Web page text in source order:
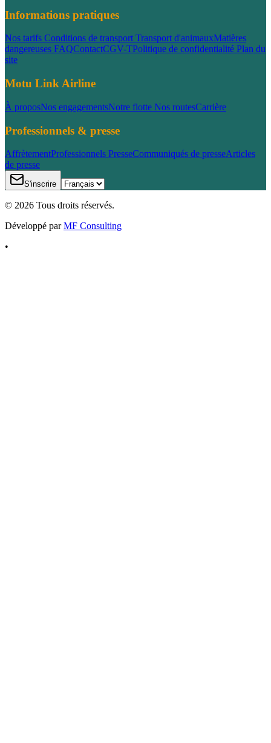
Informations pratiques
Nos tarifs Conditions de transportTransport d'animauxMatières
dangereuses FAQContactCGV-TPolitique de confidentialité Plan du
site
Motu Link Airline
À proposNos engagementsNotre flotte Nos routesCarrière
Professionnels & presse
AffrètementProfessionnels PresseCommuniqués de presseArticles
de presse
S'inscrire
© 2026 Tous droits réservés.
Développé par MF Consulting
•